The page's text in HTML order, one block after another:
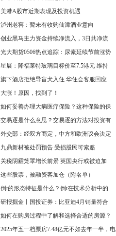
美港A股市近期表现及投资机遇
泸州老窖：暂未有收购仙潭酒业意向
创业黑马主力资金持续净流入，3日共净流
光大期货0506热点追踪：尿素延续节前涨势
星展：降福莱特玻璃目标价至7.5港元 维持
旗下酒店拒绝导盲犬入住 华住会客服回应
大涨！原因，找到了！
如何妥善办理大病医疗保险？这种保险的保
交易逐是什么意思？交易逐的方法对投资有
外交部：经双方商定，中方和欧洲议会决定
九鼎新材被处罚预告 受损股民可索赔
关税阴霾笼罩增长前景 英国央行或被迫加
这些股票，被融资客加仓（附名单）
倒t的形态特征是什么？倒t在技术分析中的
研报掘金丨国投证券：比亚迪4月销量符合
如何在购房过程中了解和选择合适的房源？
2025年五一档票房7.48亿元不如去年一半，电